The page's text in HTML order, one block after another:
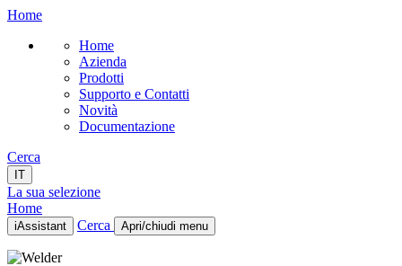
Home
Home
Azienda
Prodotti
Supporto e Contatti
Novità
Documentazione
Cerca
IT
La sua selezione
Home
iAssistant Cerca Apri/chiudi menu
Home